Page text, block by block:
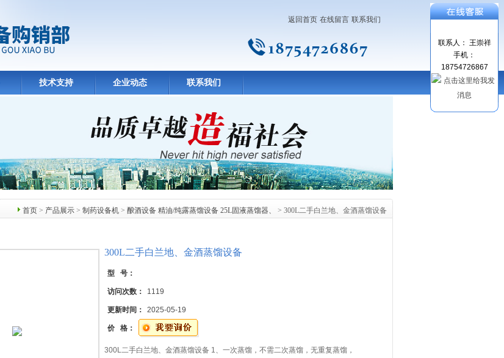
返回首页 在线留言 联系我们
技术支持 企业动态 联系我们
首页 > 产品展示 > 制药设备机 > 酿酒设备 精油/纯露蒸馏设备 25L固液蒸馏器、 > 300L二手白兰地、金酒蒸馏设备
300L二手白兰地、金酒蒸馏设备
型 号：
访问次数： 1119
更新时间： 2025-05-19
价 格：
300L二手白兰地、金酒蒸馏设备 1、一次蒸馏，不需二次蒸馏，无重复蒸馏，
联系人： 王崇祥
手机：
18754726867